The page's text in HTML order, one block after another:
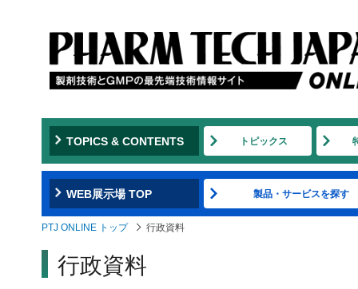
TOPICS & CONTENTS トピックス
WEB展示場 TOP 製品・サービスを探す
PTJ ONLINE トップ 行政資料
行政資料